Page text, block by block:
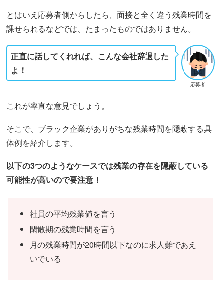
とはいえ応募者側からしたら、面接と全く違う残業時間を
課せられるなどでは、たまったものではありません。
応募者
正直に話してくれれば、こんな会社辞退した
よ！
これが率直な意見でしょう。
そこで、ブラック企業がありがちな残業時間を隠蔽する具
体例を紹介します。
以下の3つのようなケースでは残業の存在を隠蔽している
可能性が高いので要注意！
社員の平均残業値を言う
閑散期の残業時間を言う
月の残業時間が20時間以下なのに求人難であえ
いでいる